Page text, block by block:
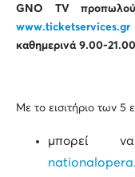
GNO
TV
www.ticketservices.gr
καθημερινά 9.00-
Με το εισιτήριο των 5
μπορεί